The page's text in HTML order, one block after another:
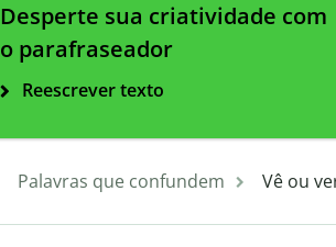
Desperte sua criatividade com
o parafraseador
Reescrever texto
Palavras que confundem Vê ou